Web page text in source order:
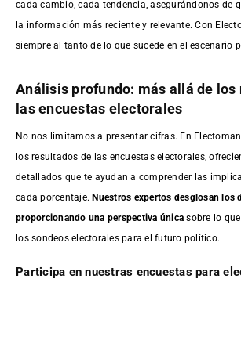
cada cambio, cada tendencia, asegurándonos de
la información más reciente y relevante. Con
siempre al tanto de lo que sucede en el escenario
Análisis profundo: más allá de los
las encuestas electorales
No nos limitamos a presentar cifras. En
los resultados de las encuestas electorales,
detallados que te ayudan a comprender las
cada porcentaje.Nuestros expertos desglosan los
proporcionando una perspectiva única sobre lo
los sondeos electorales para el futuro político.
Participa en nuestras encuestas para